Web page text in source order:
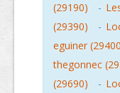
(29190)
-
(29390)
-
eguiner
thegonnec
(29690)
-